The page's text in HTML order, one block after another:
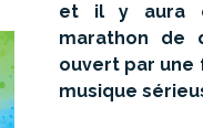
et il y aura
marathon de
ouvert par une
musique